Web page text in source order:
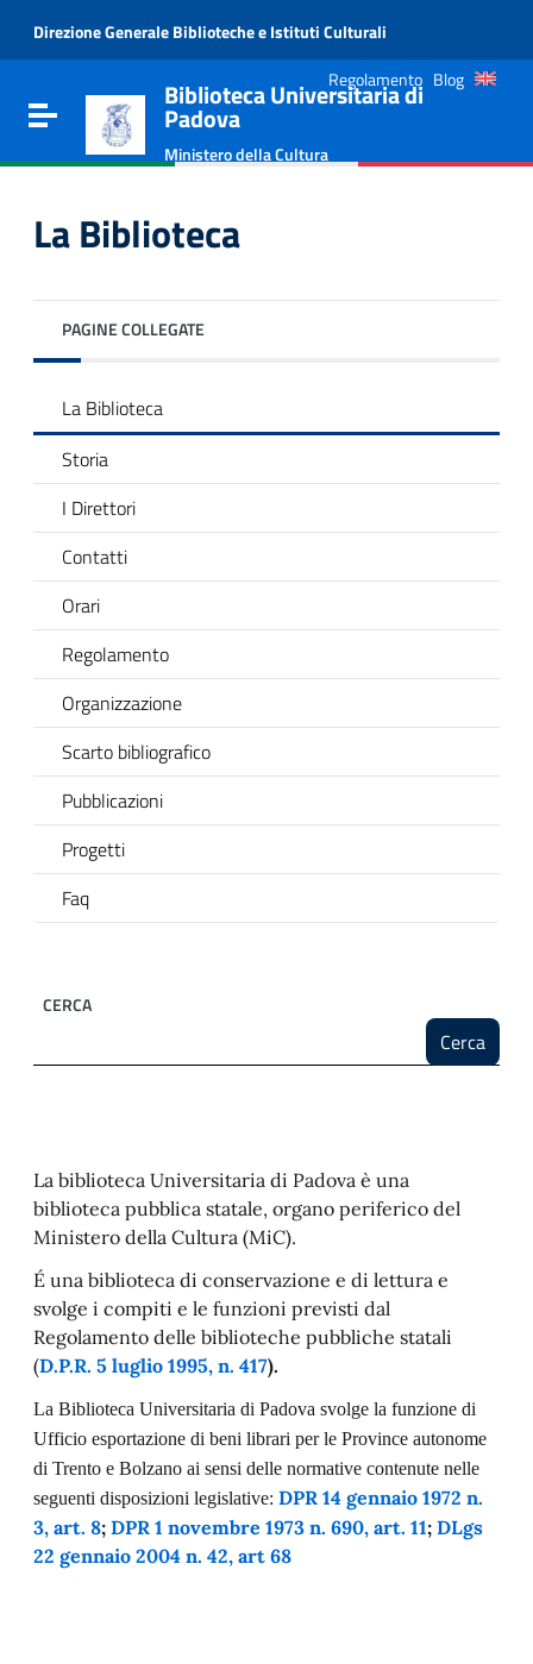
Go to the navigation menu
Direzione Generale Biblioteche e Istituti Culturali
Regolamento Blog
Toggle navigationBiblioteca Universitaria di
Padova
Ministero della Cultura
La Biblioteca
PAGINE COLLEGATE
La Biblioteca
Storia
I Direttori
Contatti
Orari
Regolamento
Organizzazione
Scarto bibliografico
Pubblicazioni
Progetti
Faq
CERCA
Cerca
La biblioteca Universitaria di Padova è una
biblioteca pubblica statale, organo periferico del
Ministero della Cultura (MiC).
É una biblioteca di conservazione e di lettura e
svolge i compiti e le funzioni previsti dal
Regolamento delle biblioteche pubbliche statali
(D.P.R. 5 luglio 1995, n. 417).
La Biblioteca Universitaria di Padova svolge la funzione di
Ufficio esportazione di beni librari per le Province autonome
di Trento e Bolzano ai sensi delle normative contenute nelle
seguenti disposizioni legislative: DPR 14 gennaio 1972 n.
3, art. 8; DPR 1 novembre 1973 n. 690, art. 11; DLgs
22 gennaio 2004 n. 42, art 68